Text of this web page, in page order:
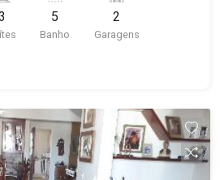
- 4 dormitórios sendo 3 suítes
ar-condicionado - Sala 3
imobiliário de Ribeirão
imóveis de alto padrão,
na venda e locação de
5
Banho
2
Garagens